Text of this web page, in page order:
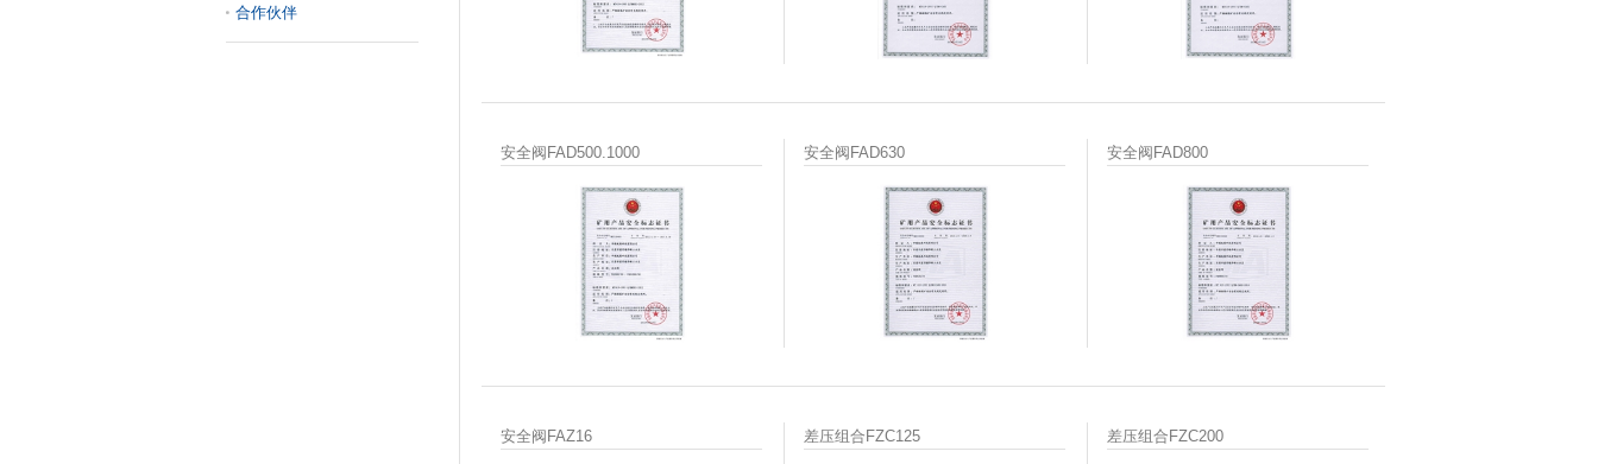
合作伙伴
安全阀FAD500.1000 安全阀FAD630 安全阀FAD800
安全阀FAZ16 差压组合FZC125 差压组合FZC200